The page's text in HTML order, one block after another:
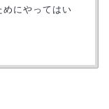
にやってはい